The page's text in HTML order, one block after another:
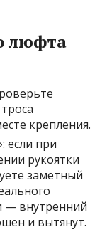
люфта
крепления.
если при
рукоятки
заметный
— внутренний
и вытянут.